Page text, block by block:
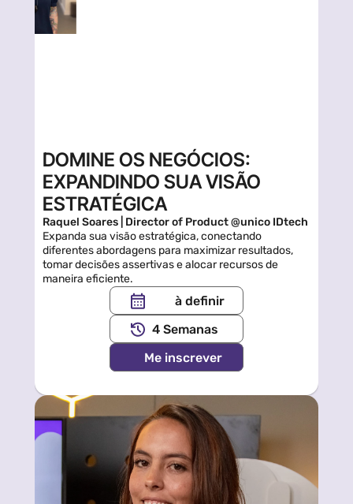
DOMINE OS NEGÓCIOS:
EXPANDINDO SUA VISÃO
ESTRATÉGICA
Raquel Soares | Director of Product @unico IDtech
Expanda sua visão estratégica, conectando
diferentes abordagens para maximizar resultados,
tomar decisões assertivas e alocar recursos de
maneira eficiente.
à definir
4 Semanas
Me inscrever